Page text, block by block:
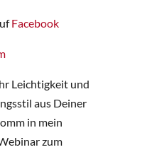
Facebook
Leichtigkeit und
aus Deiner
in mein
zum